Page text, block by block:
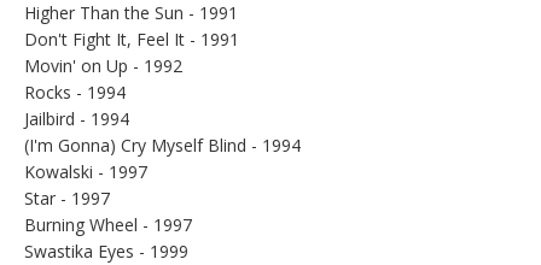
Higher Than the Sun - 1991
Don't Fight It, Feel It - 1991
Movin' on Up - 1992
Rocks - 1994
Jailbird - 1994
(I'm Gonna) Cry Myself Blind - 1994
Kowalski - 1997
Star - 1997
Burning Wheel - 1997
Swastika Eyes - 1999